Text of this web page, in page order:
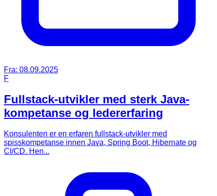
Fra: 08.09.2025
F
Fullstack-utvikler med sterk Java-
kompetanse og ledererfaring
Konsulenten er en erfaren fullstack-utvikler med
spisskompetanse innen Java, Spring Boot, Hibernate og
CI/CD. Hen...